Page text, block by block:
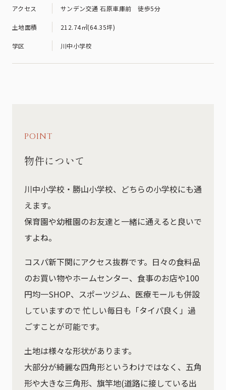
アクセス サンデン交通 石原車庫前 徒歩5分
土地面積 212.74㎡(64.35坪)
学区 川中小学校
POINT
物件について
川中小学校・勝山小学校、どちらの小学校にも通
えます。
保育園や幼稚園のお友達と一緒に通えると良いで
すよね。
コスパ新下関にアクセス抜群です。日々の食料品
のお買い物やホームセンター、食事のお店や100
円均一SHOP、スポーツジム、医療モールも併設
していますので 忙しい毎日も「タイパ良く」過
ごすことが可能です。
土地は様々な形状があります。
大部分が綺麗な四角形というわけではなく、五角
形や大きな三角形、旗竿地(道路に接している出